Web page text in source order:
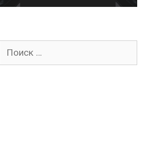
Поиск